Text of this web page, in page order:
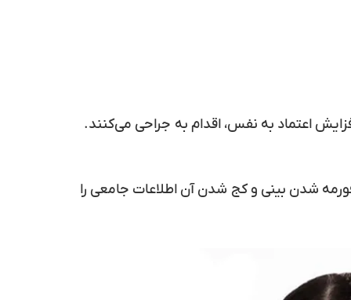
اعتماد به نفس، اقدام به جراحی می‌کنند.
شدن بینی و کج شدن آن اطلاعات جامعی را